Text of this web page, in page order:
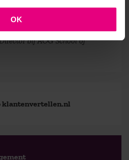
OK
bij AOG School of
klantenvertellen.nl